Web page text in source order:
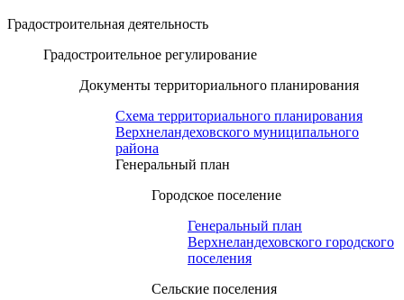
Градостроительная деятельность
Градостроительное регулирование
Документы территориального планирования
Схема территориального планирования
Верхнеландеховского муниципального
района
Генеральный план
Городское поселение
Генеральный план
Верхнеландеховского городского
поселения
Сельские поселения